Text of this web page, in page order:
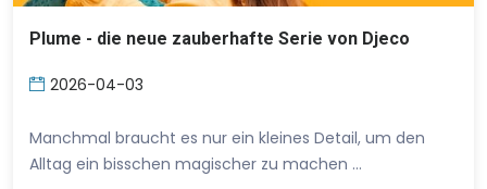
Plume - die neue zauberhafte Serie von Djeco
2026-04-03
Manchmal braucht es nur ein kleines Detail, um den
Alltag ein bisschen magischer zu machen …